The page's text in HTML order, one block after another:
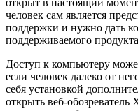
человек сам является
поддержки и нужно дать
поддерживаемого
Доступ к компьютеру
если человек далеко от
себя установкой
открыть веб-